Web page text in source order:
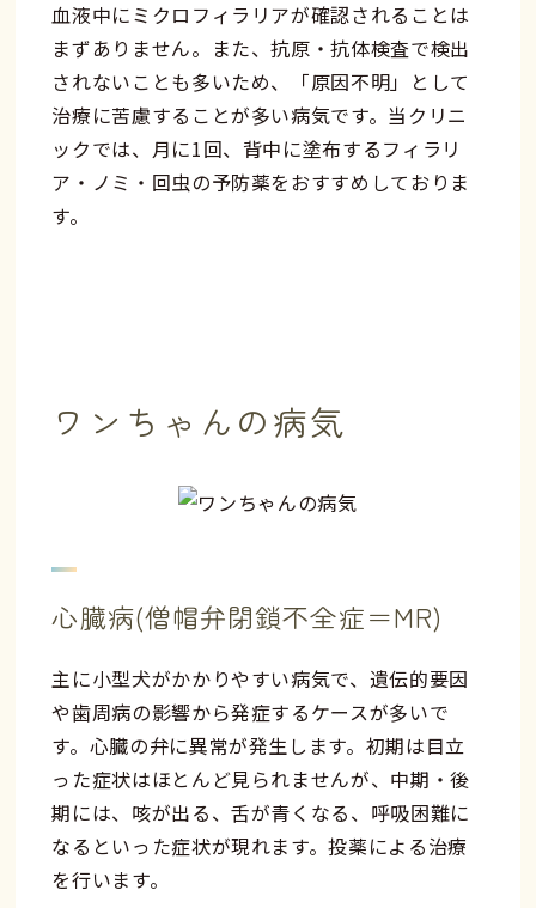
血液中にミクロフィラリアが確認されることは
まずありません。また、抗原・抗体検査で検出
されないことも多いため、「原因不明」として
治療に苦慮することが多い病気です。当クリニ
ックでは、月に1回、背中に塗布するフィラリ
ア・ノミ・回虫の予防薬をおすすめしておりま
す。
ワンちゃんの病気
心臓病(僧帽弁閉鎖不全症＝MR)
主に小型犬がかかりやすい病気で、遺伝的要因
や歯周病の影響から発症するケースが多いで
す。心臓の弁に異常が発生します。初期は目立
った症状はほとんど見られませんが、中期・後
期には、咳が出る、舌が青くなる、呼吸困難に
なるといった症状が現れます。投薬による治療
を行います。